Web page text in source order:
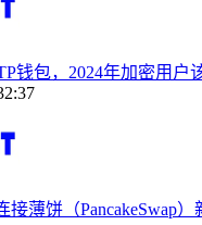
钱包，2024年加密用户
接薄饼（PancakeSwap